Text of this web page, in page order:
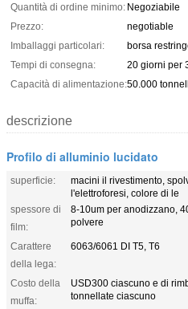
Quantità di ordine minimo: Negoziabile
Prezzo:
negotiable
Imballaggi particolari:
borsa
Tempi di consegna:
20 giorni per
Capacità di alimentazione:50.000
descrizione
Profilo di alluminio lucidato
superficie:
macini il rivestimento,
l'elettroforesi, colore di le
spessore di
film:
8-10um per anodizzano,
polvere
Carattere
della lega:
6063/6061 DI T5, T6
Costo della
muffa:
USD300 ciascuno e di
tonnellate ciascuno